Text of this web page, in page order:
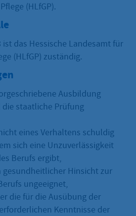
(HLfGP).
ist das Hessische Landesamt für
(HLfGP) zuständig.
Ausbildung
staatliche Prüfung
eines Verhaltens schuldig
sich eine Unzuverlässigkeit
Berufs ergibt,
gesundheitlicher Hinsicht zur
ungeeignet,
die für die Ausübung der
Kenntnisse der